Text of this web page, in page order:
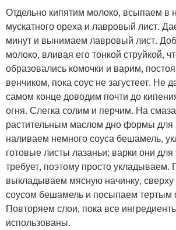
Отдельно кипятим молоко, всыпаем в
мускатного ореха и лавровый лист.
минут и вынимаем лавровый лист.
молоко, вливая его тонкой струйкой,
образовались комочки и варим,
венчиком, пока соус не загустеет. Не
самом конце доводим почти до
огня. Слегка солим и перчим. На
растительным маслом дно формы для
наливаем немного соуса бешамель,
готовые листы лазаньи; варки они для
требует, поэтому просто укладываем.
выкладываем мясную начинку,
соусом бешамель и посыпаем тертым
Повторяем слои, пока все
использованы.